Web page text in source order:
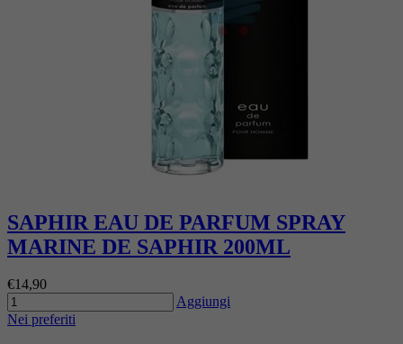
SAPHIR EAU DE PARFUM SPRAY
MARINE DE SAPHIR 200ML
€14,90
Aggiungi
Nei preferiti